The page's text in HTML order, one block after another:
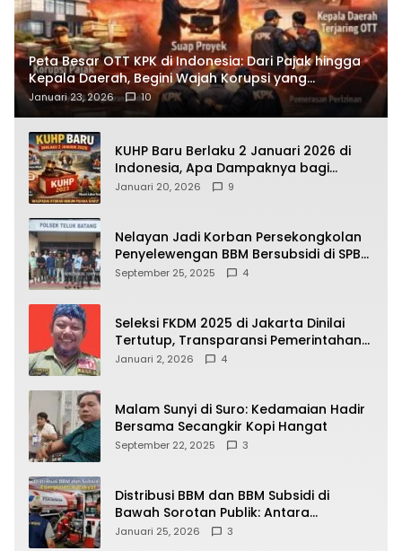
Peta Besar OTT KPK di Indonesia: Dari Pajak hingga
Kepala Daerah, Begini Wajah Korupsi yang
Terbongkar
Januari 23, 2026 10
KUHP Baru Berlaku 2 Januari 2026 di
Indonesia, Apa Dampaknya bagi
Kehidupan Warga? Ini Aturan Kunci
Januari 20, 2026 9
Nelayan Jadi Korban Persekongkolan
Penyelewengan BBM Bersubsidi di SPBU
64.78809 Teluk Batang
September 25, 2025 4
Seleksi FKDM 2025 di Jakarta Dinilai
Tertutup, Transparansi Pemerintahan
Pramono–Rano Dipertanyakan
Januari 2, 2026 4
Malam Sunyi di Suro: Kedamaian Hadir
Bersama Secangkir Kopi Hangat
September 22, 2025 3
Distribusi BBM dan BBM Subsidi di
Bawah Sorotan Publik: Antara
Kepentingan Negara, Hak Konsumen,
Januari 25, 2026 3